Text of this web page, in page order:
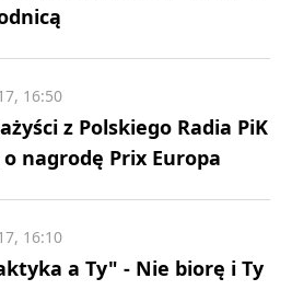
z Polskiego Radia PiK
nagrodę Prix Europa
16:50
a Ty" - Nie biorę i Ty
16:10